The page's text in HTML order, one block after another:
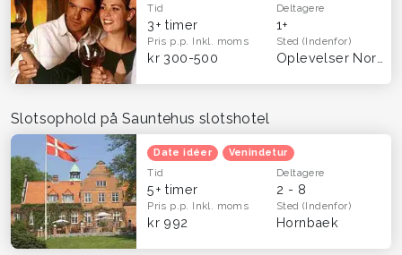
Tid
3+ timer
Deltagere
1+
Pris p.p. Inkl. moms
kr 300-500
Sted(Indenfor)
Slotsophold på Sauntehus slotshotel
Date idéer Venindetur
Tid
5+ timer
Deltagere
2 - 8
Pris p.p. Inkl. moms
kr 992
Sted(Indenfor)
Hornbaek